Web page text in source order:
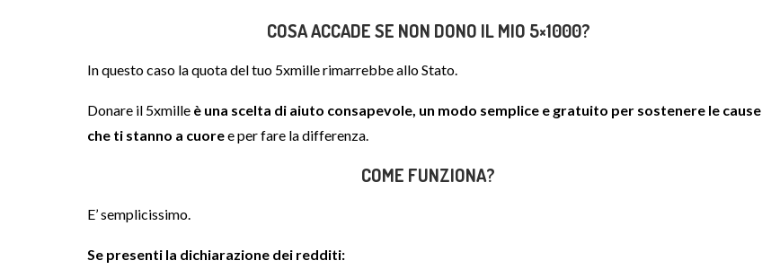
COSA ACCADE SE NON DONO IL MIO 5×1000?
In questo caso la quota del tuo 5xmille rimarrebbe allo Stato.
Donare il 5xmille è una scelta di aiuto consapevole, un modo semplice e gratuito per sostenere le cause
che ti stanno a cuoree per fare la differenza.
COME FUNZIONA?
E’ semplicissimo.
Se presenti la dichiarazione dei redditi: